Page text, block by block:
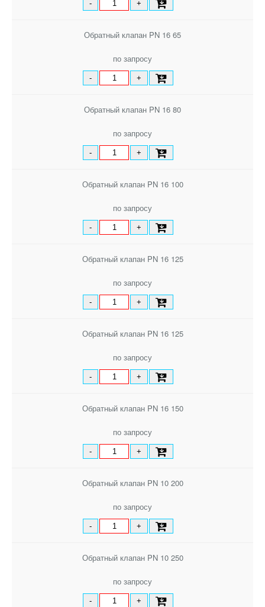
- +
Обратный клапан PN 16 65
по запросу
- +
Обратный клапан PN 16 80
по запросу
- +
Обратный клапан PN 16 100
по запросу
- +
Обратный клапан PN 16 125
по запросу
- +
Обратный клапан PN 16 125
по запросу
- +
Обратный клапан PN 16 150
по запросу
- +
Обратный клапан PN 10 200
по запросу
- +
Обратный клапан PN 10 250
по запросу
- +